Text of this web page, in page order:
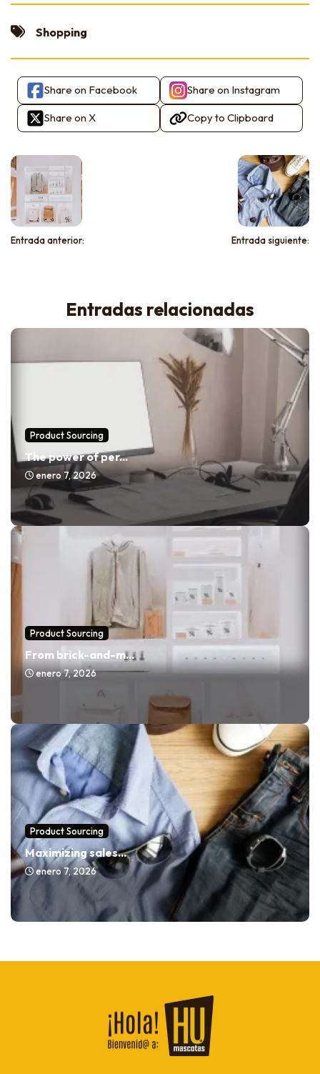
Shopping
Share on Facebook Share on Instagram
Share on X Copy to Clipboard
Entrada anterior: Entrada siguiente:
Entradas relacionadas
Product Sourcing
The power of per...
enero 7, 2026
Product Sourcing
From brick-and-m...
enero 7, 2026
Product Sourcing
Maximizing sales...
enero 7, 2026